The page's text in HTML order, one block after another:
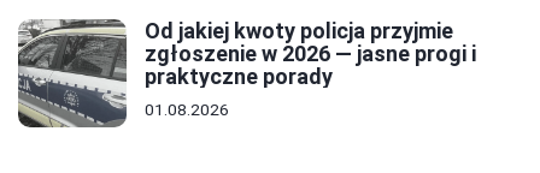
Od jakiej kwoty policja przyjmie
zgłoszenie w 2026 — jasne progi i
praktyczne porady
01.08.2026